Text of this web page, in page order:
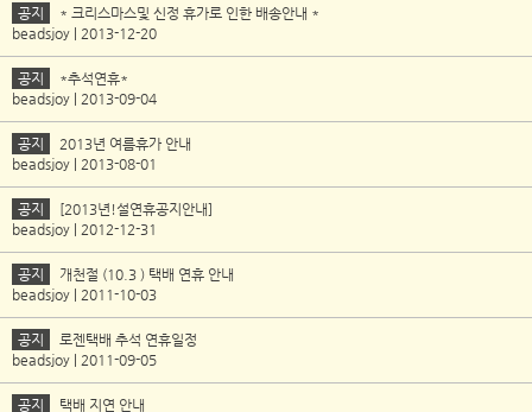
공지
* 크리스마스및 신정 휴가로 인한 배송안내 *
beadsjoy | 2013-12-20
공지
*추석연휴*
beadsjoy | 2013-09-04
공지
2013년 여름휴가 안내
beadsjoy | 2013-08-01
공지
[2013년!설연휴공지안내]
beadsjoy | 2012-12-31
공지
개천절 (10.3 ) 택배 연휴 안내
beadsjoy | 2011-10-03
공지
로젠택배 추석 연휴일정
beadsjoy | 2011-09-05
공지
택배 지연 안내